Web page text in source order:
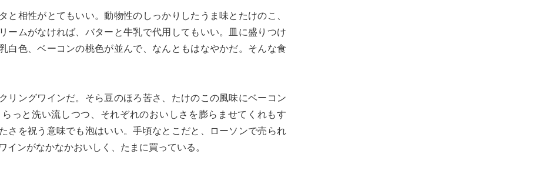
と相性がとてもいい。動物性のしっかりしたうま味とたけのこ、
ームがなければ、バターと牛乳で代用してもいい。皿に盛りつけ
白色、ベーコンの桃色が並んで、なんともはなやかだ。そんな食
リングワインだ。そら豆のほろ苦さ、たけのこの風味にベーコン
っと洗い流しつつ、それぞれのおいしさを膨らませてくれもす
さを祝う意味でも泡はいい。手頃なとこだと、ローソンで売られ
インがなかなかおいしく、たまに買っている。